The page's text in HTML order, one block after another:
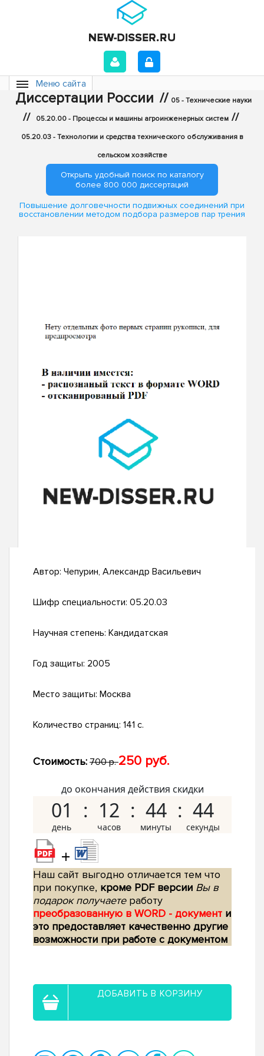
Меню сайта
Диссертации России // 05 - Технические науки
// 05.20.00 - Процессы и машины агроинженерных систем //
05.20.03 - Технологии и средства технического обслуживания в
сельском хозяйстве
Открыть удобный поиск по каталогу
более 800 000 диссертаций
Повышение долговечности подвижных соединений при
восстановлении методом подбора размеров пар трения
Автор: Чепурин, Александр Васильевич
Шифр специальности: 05.20.03
Научная степень: Кандидатская
Год защиты: 2005
Место защиты: Москва
Количество страниц: 141 с.
Стоимость: 700 р.250 руб.
до окончания действия скидки
01 12 44 43
+
Наш сайт выгодно отличается тем что
при покупке, кроме PDF версии Вы в
подарок получаетеработу
преобразованную в WORD - документ и
это предоставляет качественно другие
возможности при работе с документом
ДОБАВИТЬ В КОРЗИНУ